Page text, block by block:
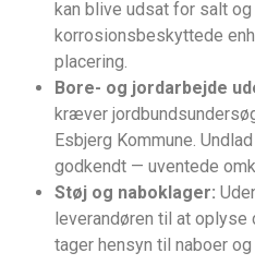
kan blive udsat for salt
korrosionsbeskyttede
placering.
Bore- og jordarbejde
kræver
Esbjerg Kommune.
godkendt — uventede
Støj og naboklager:
leverandøren til at oplyse
tager hensyn til naboer